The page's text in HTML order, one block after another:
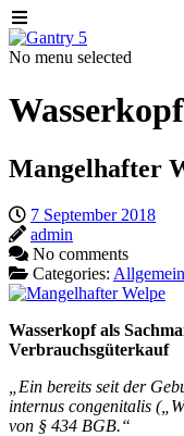
No menu selected
Wasserkopf
Mangelhafter
7 September 2018
admin
No comments
Categories: Allgemein
Wasserkopf als
Verbrauchsgüterkauf
„Ein bereits seit der
internus congenitalis
von § 434 BGB.“